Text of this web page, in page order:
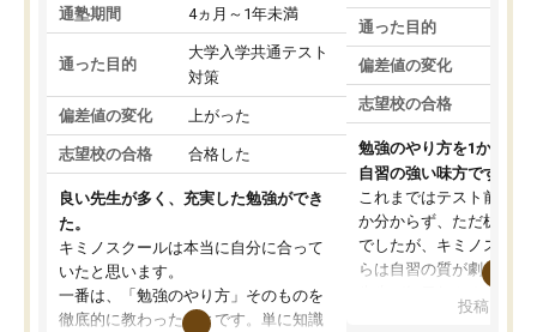
通塾期間 4ヵ月～1年未満
通った目的
大学入学共通テスト
対策
偏差値の変化 上がった
志望校の合格 合格した
良い先生が多く、充実した勉強ができ
た。
キミノスクールは本当に自分に合って
いたと思います。
一番は、「勉強のやり方」そのものを
徹底的に教わったことです。単に知識
通った目的
偏差値の変化
志望校の合格
勉強のやり方を1から教
自習の強い味方です。
これまではテスト前に何
か分からず、ただ机に座
でしたが、キミノスクー
らは自習の質が劇的に変
を明確にしてくれるの
投稿日：